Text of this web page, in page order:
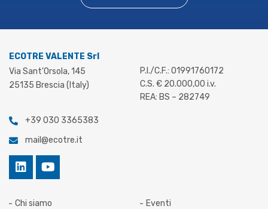
ECOTRE VALENTE Srl
Via Sant’Orsola, 145
25135 Brescia (Italy)
+39 030 3365383
mail@ecotre.it
P.I./C.F.: 01991760172
C.S. € 20.000,00 i.v.
REA: BS – 282749
Chi siamo
Eventi